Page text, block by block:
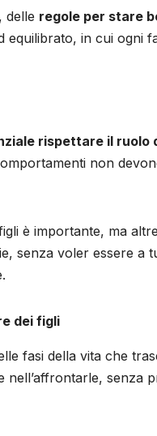
delle regole per stare
equilibrato, in cui ogni
rispettare il ruolo
non
figli è importante, ma
senza voler essere a
dei figli
fasi della vita che
nell’affrontarle, senza